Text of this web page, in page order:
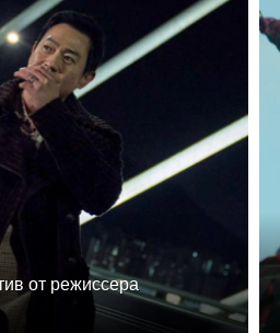
от режиссера